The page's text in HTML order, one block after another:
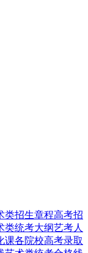
类招生章程高考招
类统考大纲艺考人
课各院校高考录取